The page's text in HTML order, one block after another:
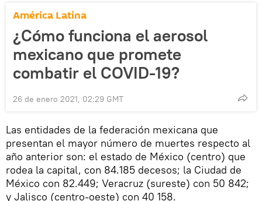
América Latina
¿Cómo funciona el aerosol
mexicano que promete
combatir el COVID-19?
26 de enero 2021, 02:29 GMT
Las entidades de la federación mexicana que
presentan el mayor número de muertes respecto al
año anterior son: el estado de México (centro) que
rodea la capital, con 84.185 decesos; la Ciudad de
México con 82.449; Veracruz (sureste) con 50 842;
y Jalisco (centro-oeste) con 40 158.